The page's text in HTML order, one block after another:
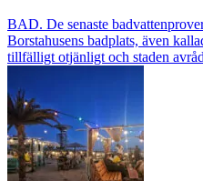
BAD. De senaste
Borstahusens badplats, även
tillfälligt otjänligt och staden